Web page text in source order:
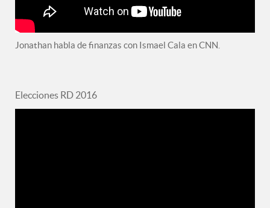
Jonathan habla de finanzas con Ismael Cala en CNN.
Elecciones RD 2016